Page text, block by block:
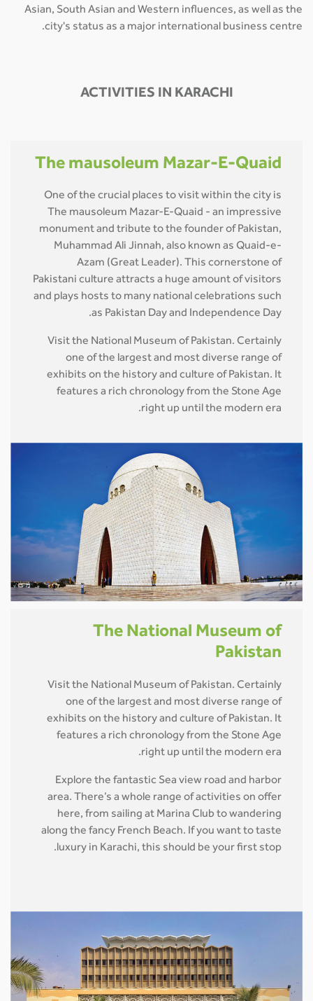
Asian, South Asian and Western influences, as well as the
city's status as a major international business centre.
ACTIVITIES IN KARACHI
The mausoleum Mazar-E-Quaid
One of the crucial places to visit within the city is
The mausoleum Mazar-E-Quaid - an impressive
monument and tribute to the founder of Pakistan,
Muhammad Ali Jinnah, also known as Quaid-e-
Azam (Great Leader). This cornerstone of
Pakistani culture attracts a huge amount of visitors
and plays hosts to many national celebrations such
as Pakistan Day and Independence Day.
Visit the National Museum of Pakistan. Certainly
one of the largest and most diverse range of
exhibits on the history and culture of Pakistan. It
features a rich chronology from the Stone Age
right up until the modern era.
The National Museum of
Pakistan
Visit the National Museum of Pakistan. Certainly
one of the largest and most diverse range of
exhibits on the history and culture of Pakistan. It
features a rich chronology from the Stone Age
right up until the modern era.
Explore the fantastic Sea view road and harbor
area. There’s a whole range of activities on offer
here, from sailing at Marina Club to wandering
along the fancy French Beach. If you want to taste
luxury in Karachi, this should be your first stop.